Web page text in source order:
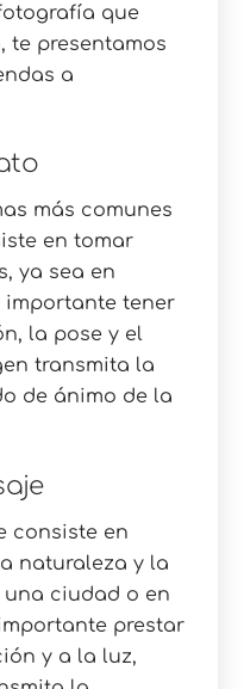
que
te presentamos
a
más comunes
en tomar
ya sea en
importante tener
la pose y el
transmita la
de ánimo de la
consiste en
naturaleza y la
ciudad o en
prestar
y a la luz,